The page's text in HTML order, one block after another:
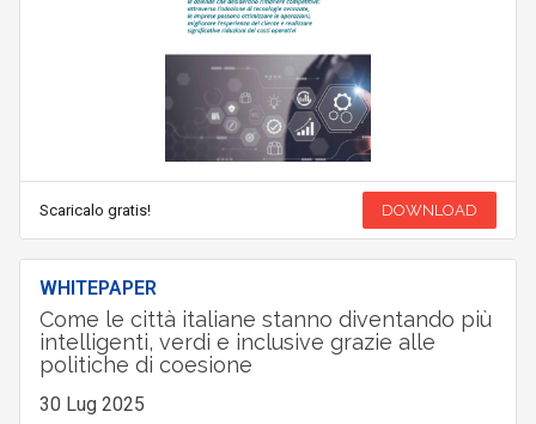
Scaricalo gratis! DOWNLOAD
WHITEPAPER
Come le città italiane stanno diventando più
intelligenti, verdi e inclusive grazie alle
politiche di coesione
30 Lug 2025